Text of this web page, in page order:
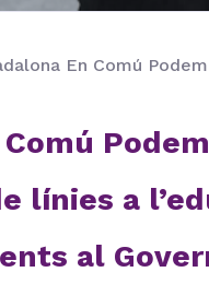
En Comú Podem
línies a
al